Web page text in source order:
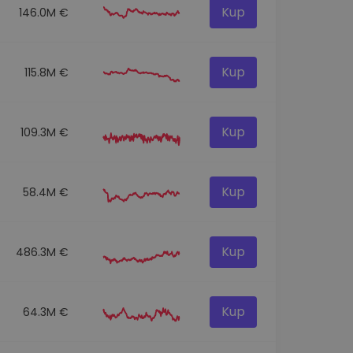
146.0M € Kup
115.8M € Kup
109.3M € Kup
58.4M € Kup
486.3M € Kup
64.3M € Kup